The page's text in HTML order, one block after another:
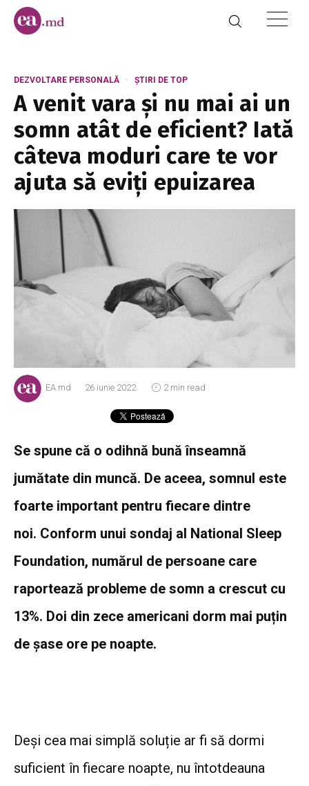
DEZVOLTARE PERSONALĂ ȘTIRI DE TOP
A venit vara și nu mai ai un
somn atât de eficient? Iată
câteva moduri care te vor
ajuta să eviți epuizarea
EA.md 26 iunie 2022 2 min read
Se spune că o odihnă bună înseamnă
jumătate din muncă. De aceea, somnul este
foarte important pentru fiecare dintre
noi. Conform unui sondaj al National Sleep
Foundation, numărul de persoane care
raportează probleme de somn a crescut cu
13%. Doi din zece americani dorm mai puțin
de șase ore pe noapte.
Deși cea mai simplă soluție ar fi să dormi
suficient în fiecare noapte, nu întotdeauna